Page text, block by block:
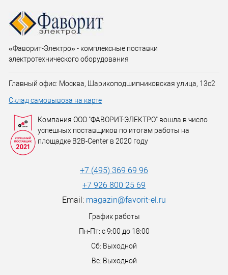
«Фаворит-Электро» - комплексные поставки
электротехнического оборудования
Главный офис: Москва, Шарикоподшипниковская улица, 13с2
Склад самовывоза на карте
Компания ООО "ФАВОРИТ-ЭЛЕКТРО" вошла в число
успешных поставщиков по итогам работы на
площадке B2B-Center в 2020 году
+7 (495) 369 69 96
+7 926 800 25 69
Email: magazin@favorit-el.ru
График работы
Пн-Пт: с 9:00 до 18:00
Сб: Выходной
Вс: Выходной